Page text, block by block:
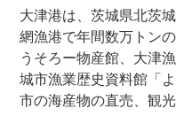
大津港は、茨城県北茨
網漁港で年間数万トン
うそろー物産館、 大津
城市漁業歴史資料館「
市の海産物の直売、観